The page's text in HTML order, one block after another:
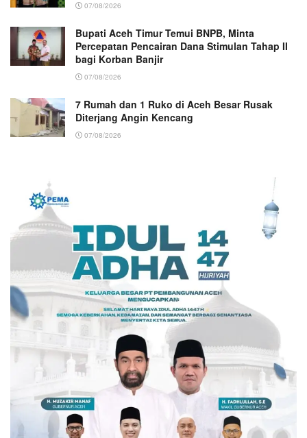
07/08/2026
Bupati Aceh Timur Temui BNPB, Minta
Percepatan Pencairan Dana Stimulan Tahap II
bagi Korban Banjir
07/08/2026
7 Rumah dan 1 Ruko di Aceh Besar Rusak
Diterjang Angin Kencang
07/08/2026